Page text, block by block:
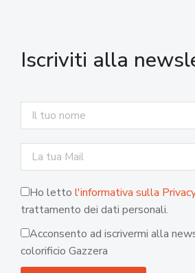
Iscriviti alla
Ho letto l'informativa sulla
trattamento dei dati personali.
Acconsento ad iscrivermi alla
colorificio Gazzera